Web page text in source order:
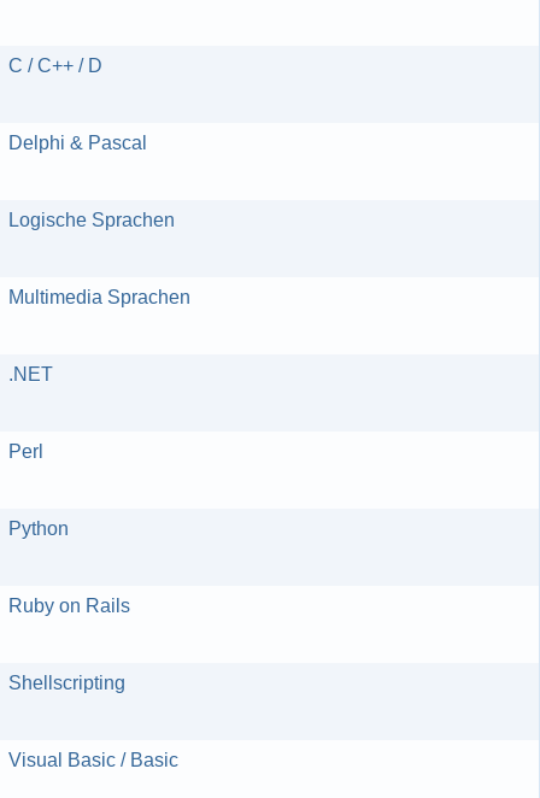
C / C++ / D
Delphi & Pascal
Logische Sprachen
Multimedia Sprachen
.NET
Perl
Python
Ruby on Rails
Shellscripting
Visual Basic / Basic